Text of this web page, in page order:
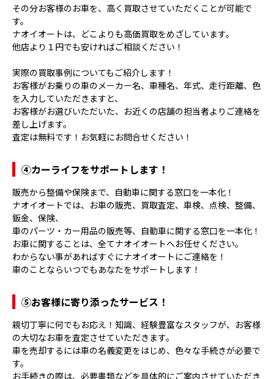
その分お客様のお車を、高く買取させていただくことが可能で
す。
ナオイオートは、どこよりも高価買取をめざしています。
他店より１円でも安ければご相談ください！
実際の買取事例についてもご紹介します！
お客様がお乗りの車のメーカー名、車種名、年式、走行距離、色
を入力していただきますと、
お客様がお選びいただいた、お近くの店舗の担当者よりご連絡を
差し上げます。
査定は無料です！お気軽にお問合せください！
④カーライフをサポートします！
販売から整備や保険まで、自動車に関する窓口を一本化！
ナオイオートでは、お車の販売、買取査定、車検、点検、整備、
鈑金、保険、
車のパーツ・カー用品の販売等、自動車に関する窓口を一本化！
お車に関することは、全てナオイオートへお任せください。
わからない事があればすぐにナオイオートにご連絡を！
車のことならいつでもあなたをサポートします！
⑤お客様に寄り添ったサービス！
親切丁寧に何でもお応え！知識、経験豊富なスタッフが、お客様
の大切なお車を査定させていただきます。
車を売却するには車の名義変更をはじめ、色々な手続きが必要で
す。
お手続きの際は、必要書類などを具体的にご案内させていただき